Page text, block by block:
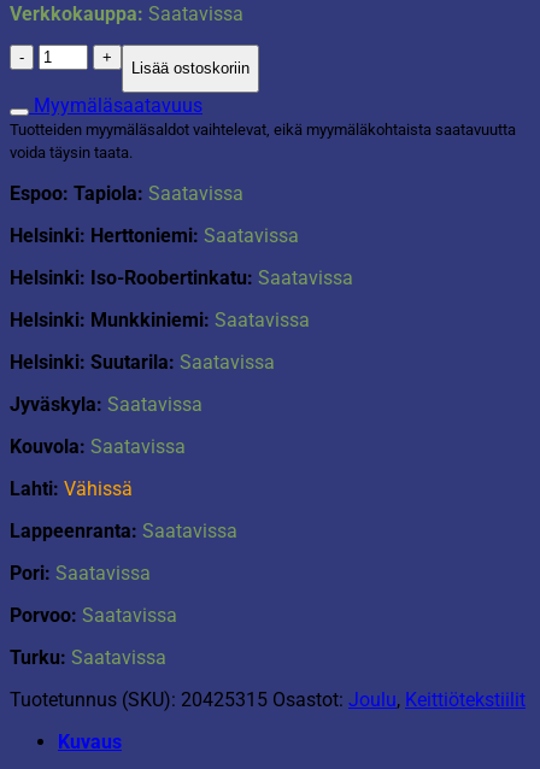
Verkkokauppa: Saatavissa
Tabletti
huopaa
37cm
määrä
Lisää ostoskoriin
Myymäläsaatavuus
Tuotteiden myymäläsaldot vaihtelevat, eikä myymäläkohtaista saatavuutta
voida täysin taata.
Espoo: Tapiola: Saatavissa
Helsinki: Herttoniemi: Saatavissa
Helsinki: Iso-Roobertinkatu: Saatavissa
Helsinki: Munkkiniemi: Saatavissa
Helsinki: Suutarila: Saatavissa
Jyväskyla: Saatavissa
Kouvola: Saatavissa
Lahti: Vähissä
Lappeenranta: Saatavissa
Pori: Saatavissa
Porvoo: Saatavissa
Turku: Saatavissa
Tuotetunnus (SKU): 20425315 Osastot: Joulu, Keittiötekstiilit
Kuvaus